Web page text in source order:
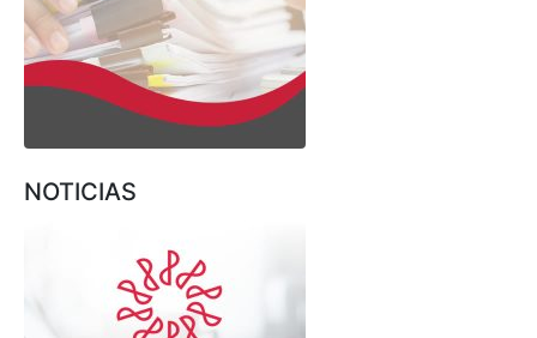
NOTICIAS